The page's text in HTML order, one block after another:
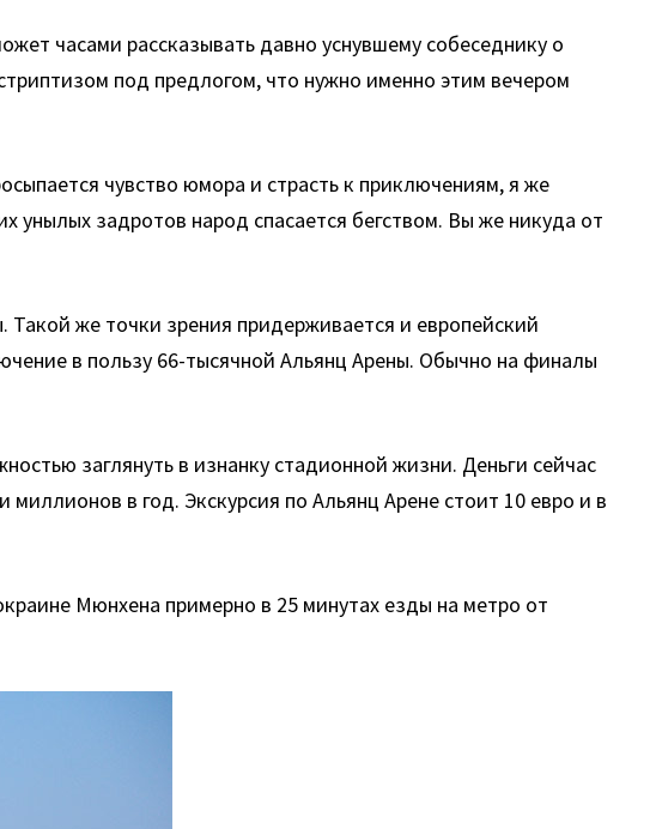
часами рассказывать давно уснувшему собеседнику о
под предлогом, что нужно именно этим вечером
чувство юмора и страсть к приключениям, я же
унылых задротов народ спасается бегством. Вы же никуда от
же точки зрения придерживается и европейский
в пользу 66-тысячной Альянц Арены. Обычно на финалы
заглянуть в изнанку стадионной жизни. Деньги сейчас
миллионов в год. Экскурсия по Альянц Арене стоит 10 евро и в
Мюнхена примерно в 25 минутах езды на метро от